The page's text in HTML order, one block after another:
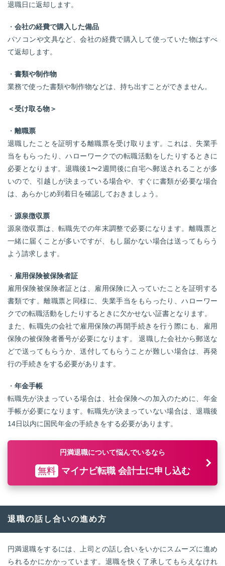
退職日に返却します。
・ 会社の経費で購入した備品
パソコンや文具など、会社の経費で購入して使っていた物はすべ
て返却します。
・ 書類や制作物
業務で使った書類や制作物などは、持ち出すことができません。
＜受け取る物＞
・ 離職票
退職したことを証明する離職票を受け取ります。これは、失業手
当をもらったり、ハローワークでの転職活動をしたりするときに
必要となります。退職後1〜2週間後に自宅へ郵送されることが多
いので、引越しが決まっている場合や、すぐに書類が必要な場合
は、あらかじめ到着日を確認しておきましょう。
・ 源泉徴収票
源泉徴収票は、転職先での年末調整で必要になります。離職票と
一緒に届くことが多いですが、もし届かない場合は送ってもらう
よう請求します。
・ 雇用保険被保険者証
雇用保険被保険者証とは、雇用保険に入っていたことを証明する
書類です。離職票と同様に、失業手当をもらったり、ハローワー
クでの転職活動をしたりするときに欠かせない証書となります。
また、転職先の会社で雇用保険の再開手続きを行う際にも、雇用
保険の被保険者番号が必要になります。 退職した会社から郵送な
どで送ってもらうか、送付してもらうことが難しい場合は、再発
行の手続きをする必要があります。
・ 年金手帳
転職先が決まっている場合は、社会保険への加入のために、年金
手帳が必要になります。転職先が決まっていない場合は、退職後
14日以内に国民年金の手続きをする必要があります。
円満退職について悩んでいるなら
無料 マイナビ転職 会計士に申し込む
退職の話し合いの進め方
円満退職をするには、上司との話し合いをいかにスムーズに進め
られるかにかかっています。退職を快く了承してもらえなけれ